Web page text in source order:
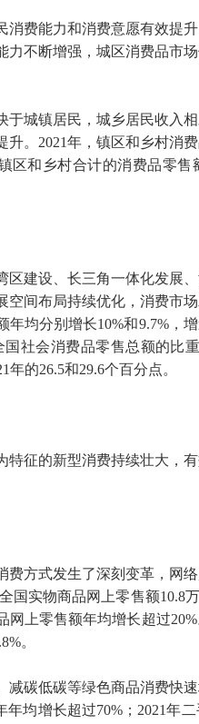
费能力和消费意愿有效提
不断增强，城区消费品市
城镇居民，城乡居民收入
。2021年，镇区和乡村消
区和乡村合计的消费品零
建设、长三角一体化发展
间布局持续优化，消费市
均分别增长10%和9.7%，
社会消费品零售总额的比重
的26.5和29.6个百分点。
征的新型消费持续壮大，
方式发生了深刻变革，网
国实物商品网上零售额10.8
上零售额年均增长超过
。
碳低碳等绿色商品消费快
均增长超过70%；2021年